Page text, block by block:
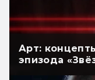
Арт:
эпизода